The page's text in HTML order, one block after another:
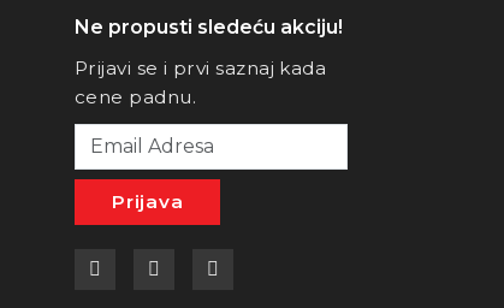
Ne propusti sledeću akciju!
Prijavi se i prvi saznaj kada
cene padnu.
Prijava